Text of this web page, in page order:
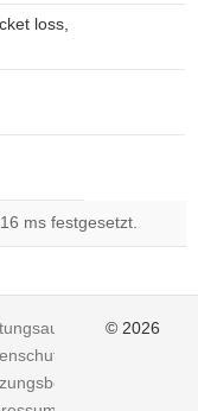
loss,
ms festgesetzt.
© 2026